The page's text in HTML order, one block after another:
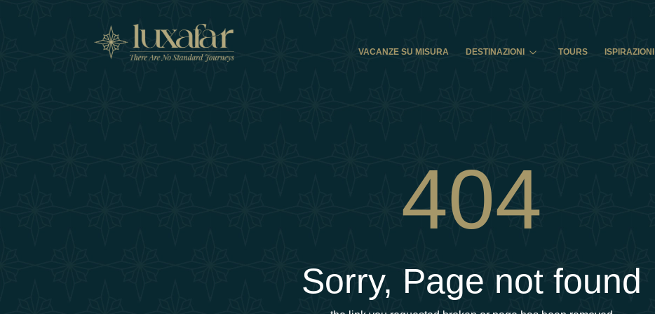
VACANZE SU MISURA
DESTINAZIONI TOURS ISPIRAZIONI
404
Sorry, Page not found